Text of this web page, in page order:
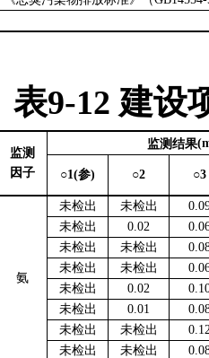
表9-12 建设
监测
因子
监测结果
○1(参) ○2 ○3
氨
未检出 未检出
未检出 0.02
未检出 未检出
未检出 未检出
未检出 0.02
未检出 0.01
未检出 未检出
未检出 未检出